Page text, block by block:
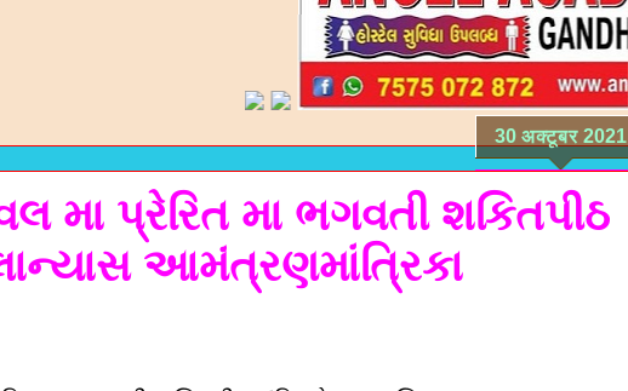
30 अक्टूबर 2021
મા પ્રેરિત મા ભગવતી શકિતપીઠ
આમંત્રણમાંત્રિકા